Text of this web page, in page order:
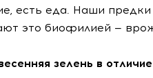
есть еда. Наши
это биофилией —
зелень в